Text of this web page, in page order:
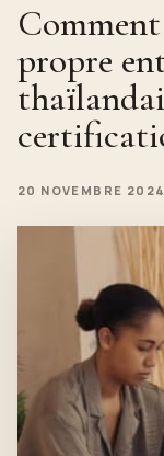
propre
20 NOVEMBRE 2024